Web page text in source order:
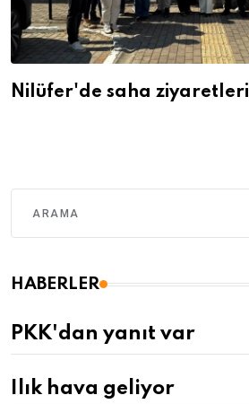
Nilüfer'de saha ziyaretleri
HABERLER
PKK'dan yanıt var
Ilık hava geliyor